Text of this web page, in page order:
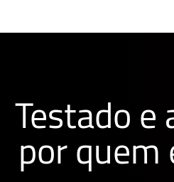
Testado e
por quem